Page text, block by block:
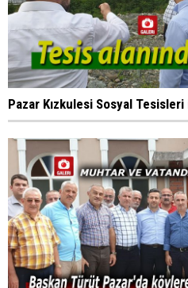
Pazar Kızkulesi Sosyal Tesisleri